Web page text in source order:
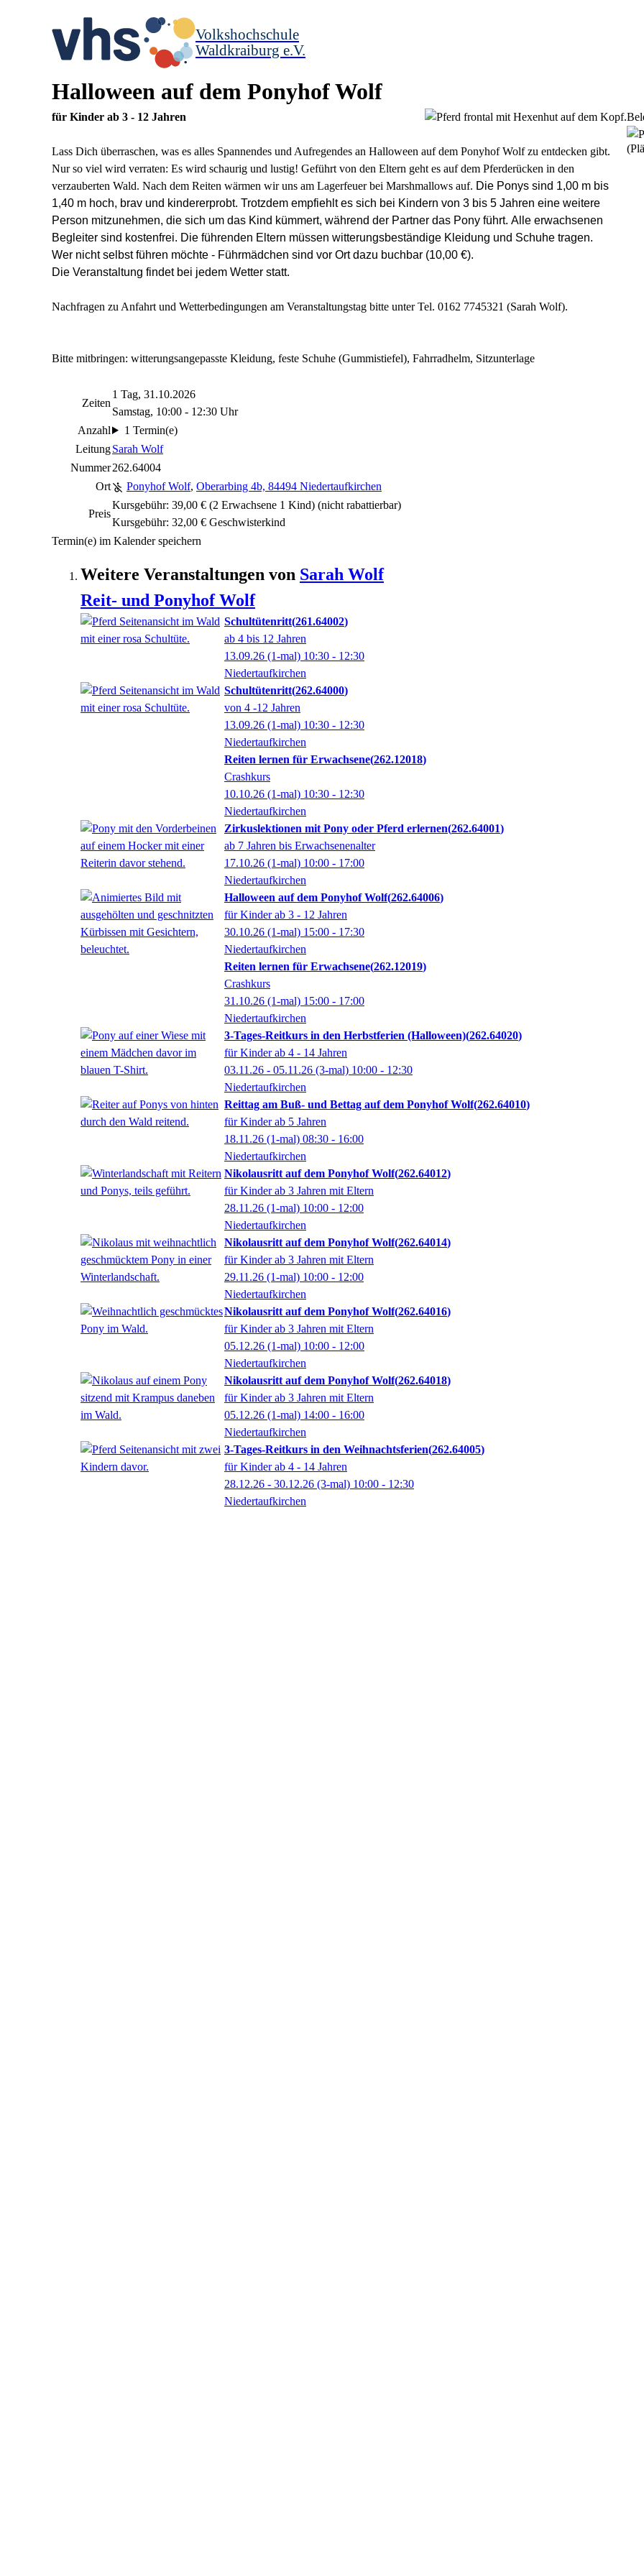
Volkshochschule
Waldkraiburg e.V.
Halloween auf dem Ponyhof Wolf
für Kinder ab 3 - 12 Jahren
Lass Dich überraschen, was es alles Spannendes und Aufregendes an Halloween auf dem Ponyhof Wolf zu entdecken gibt.
Nur so viel wird verraten: Es wird schaurig und lustig! Geführt von den Eltern geht es auf dem Pferderücken in den
verzauberten Wald. Nach dem Reiten wärmen wir uns am Lagerfeuer bei Marshmallows auf. Die Ponys sind 1,00 m bis
1,40 m hoch, brav und kindererprobt. Trotzdem empfiehlt es sich bei Kindern von 3 bis 5 Jahren eine weitere
Person mitzunehmen, die sich um das Kind kümmert, während der Partner das Pony führt. Alle erwachsenen
Begleiter sind kostenfrei. Die führenden Eltern müssen witterungsbeständige Kleidung und Schuhe tragen.
Wer nicht selbst führen möchte - Führmädchen sind vor Ort dazu buchbar (10,00 €).
Die Veranstaltung findet bei jedem Wetter statt.
Nachfragen zu Anfahrt und Wetterbedingungen am Veranstaltungstag bitte unter Tel. 0162 7745321 (Sarah Wolf).
Bitte mitbringen: witterungsangepasste Kleidung, feste Schuhe (Gummistiefel), Fahrradhelm, Sitzunterlage
Zeiten
1 Tag, 31.10.2026
Samstag, 10:00 - 12:30 Uhr
Anzahl
1 Termin(e)
LeitungSarah Wolf
Nummer262.64004
Ort
Ponyhof Wolf, Oberarbing 4b, 84494 Niedertaufkirchen
Preis
Kursgebühr: 39,00 € (2 Erwachsene 1 Kind) (nicht rabattierbar)
Kursgebühr: 32,00 € Geschwisterkind
Termin(e) im Kalender speichern
Weitere Veranstaltungen von Sarah Wolf
Reit- und Ponyhof Wolf
Schultütenritt 261.64002
ab 4 bis 12 Jahren
13.09.26 (1-mal) 10:30 - 12:30
Niedertaufkirchen
Schultütenritt 262.64000
von 4 -12 Jahren
13.09.26 (1-mal) 10:30 - 12:30
Niedertaufkirchen
Reiten lernen für Erwachsene 262.12018
Crashkurs
10.10.26 (1-mal) 10:30 - 12:30
Niedertaufkirchen
Zirkuslektionen mit Pony oder Pferd erlernen 262.64001
ab 7 Jahren bis Erwachsenenalter
17.10.26 (1-mal) 10:00 - 17:00
Niedertaufkirchen
Halloween auf dem Ponyhof Wolf 262.64006
für Kinder ab 3 - 12 Jahren
30.10.26 (1-mal) 15:00 - 17:30
Niedertaufkirchen
Reiten lernen für Erwachsene 262.12019
Crashkurs
31.10.26 (1-mal) 15:00 - 17:00
Niedertaufkirchen
3-Tages-Reitkurs in den Herbstferien (Halloween) 262.64020
für Kinder ab 4 - 14 Jahren
03.11.26 - 05.11.26 (3-mal) 10:00 - 12:30
Niedertaufkirchen
Reittag am Buß- und Bettag auf dem Ponyhof Wolf 262.64010
für Kinder ab 5 Jahren
18.11.26 (1-mal) 08:30 - 16:00
Niedertaufkirchen
Nikolausritt auf dem Ponyhof Wolf 262.64012
für Kinder ab 3 Jahren mit Eltern
28.11.26 (1-mal) 10:00 - 12:00
Niedertaufkirchen
Nikolausritt auf dem Ponyhof Wolf 262.64014
für Kinder ab 3 Jahren mit Eltern
29.11.26 (1-mal) 10:00 - 12:00
Niedertaufkirchen
Nikolausritt auf dem Ponyhof Wolf 262.64016
für Kinder ab 3 Jahren mit Eltern
05.12.26 (1-mal) 10:00 - 12:00
Niedertaufkirchen
Nikolausritt auf dem Ponyhof Wolf 262.64018
für Kinder ab 3 Jahren mit Eltern
05.12.26 (1-mal) 14:00 - 16:00
Niedertaufkirchen
3-Tages-Reitkurs in den Weihnachtsferien 262.64005
für Kinder ab 4 - 14 Jahren
28.12.26 - 30.12.26 (3-mal) 10:00 - 12:30
Niedertaufkirchen